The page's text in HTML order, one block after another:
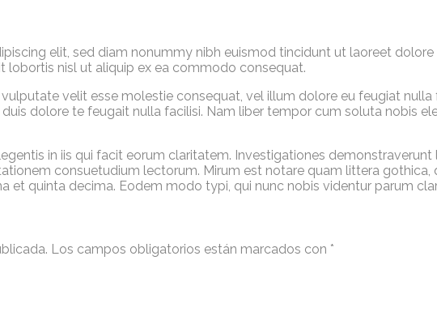
elit, sed diam nonummy nibh euismod tincidunt ut laoreet
lobortis nisl ut aliquip ex ea commodo consequat.
velit esse molestie consequat, vel illum dolore eu feugiat
dolore te feugait nulla facilisi. Nam liber tempor cum soluta nobis
in iis qui facit eorum claritatem. Investigationes
consuetudium lectorum. Mirum est notare quam littera gothica,
et quinta decima. Eodem modo typi, qui nunc nobis videntur parum
Los campos obligatorios están marcados con *